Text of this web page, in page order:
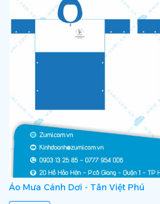
Áo Mưa Cánh Dơi - Tân Việt Phú